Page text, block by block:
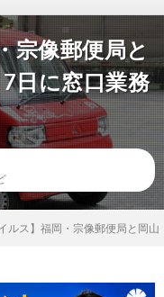
宗像郵便局と
日に窓口業務
イルス】福岡・宗像郵便局と岡